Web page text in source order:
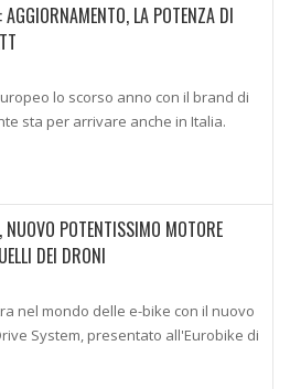
LA POTENZA DI
lo scorso anno con il brand di
sta per arrivare anche in Italia.
NUOVO POTENTISSIMO MOTORE
DEI DRONI
nel mondo delle e-bike con il nuovo
System, presentato all'Eurobike di